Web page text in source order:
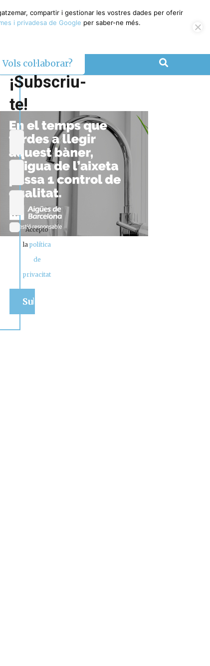
Vols col·laborar?
¡Subscriu-
te!
Accepto
lapolítica
de
privacitat
compartir i gestionar les vostres dades per oferir
i privadesa de Google per saber-ne més.